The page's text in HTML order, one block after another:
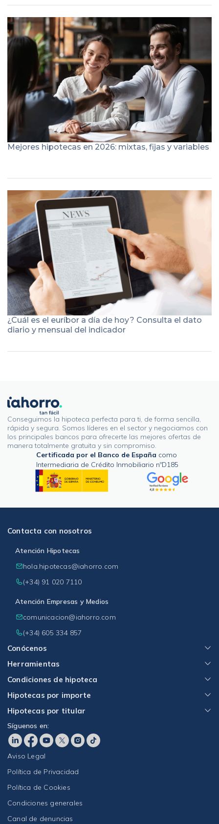
Mejores hipotecas en 2026: mixtas, fijas y variables
¿Cuál es el euríbor a día de hoy? Consulta el dato
diario y mensual del indicador
Conseguimos la hipoteca perfecta para ti, de forma sencilla,
rápida y segura. Somos líderes en el sector y negociamos con
los principales bancos para ofrecerte las mejores ofertas de
manera totalmente gratuita y sin compromiso.
Certificada por el Banco de España como
Intermediaria de Crédito Inmobiliario nºD185
Conócenos
Herramientas
Condiciones de hipoteca
Hipotecas por importe
Hipotecas por titular
Contacta con nosotros
Atención Hipotecas
hola.hipotecas@iahorro.com
(+34) 91 020 7110
Atención Empresas y Medios
comunicacion@iahorro.com
(+34) 605 334 857
Síguenos en:
Aviso Legal
Política de Privacidad
Política de Cookies
Condiciones generales
Canal de denuncias